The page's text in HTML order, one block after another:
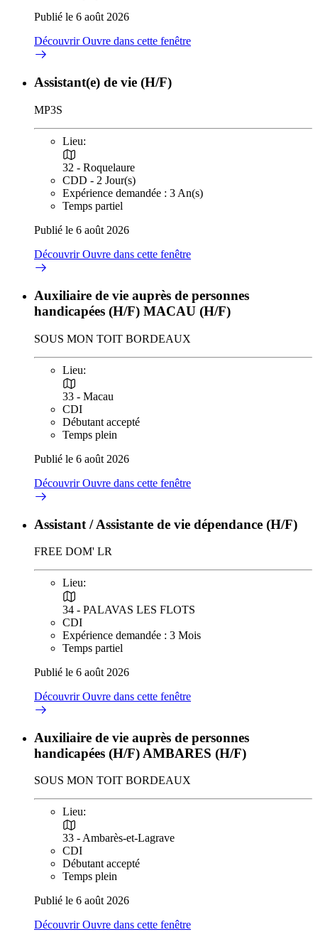
Publié le 6 août 2026
DécouvrirOuvre dans cette fenêtre
Assistant(e) de vie (H/F)
MP3S
Lieu:
32 - Roquelaure
CDD - 2 Jour(s)
Expérience demandée : 3 An(s)
Temps partiel
Publié le 6 août 2026
DécouvrirOuvre dans cette fenêtre
Auxiliaire de vie auprès de personnes
handicapées (H/F) MACAU (H/F)
SOUS MON TOIT BORDEAUX
Lieu:
33 - Macau
CDI
Débutant accepté
Temps plein
Publié le 6 août 2026
DécouvrirOuvre dans cette fenêtre
Assistant / Assistante de vie dépendance (H/F)
FREE DOM' LR
Lieu:
34 - PALAVAS LES FLOTS
CDI
Expérience demandée : 3 Mois
Temps partiel
Publié le 6 août 2026
DécouvrirOuvre dans cette fenêtre
Auxiliaire de vie auprès de personnes
handicapées (H/F) AMBARES (H/F)
SOUS MON TOIT BORDEAUX
Lieu:
33 - Ambarès-et-Lagrave
CDI
Débutant accepté
Temps plein
Publié le 6 août 2026
DécouvrirOuvre dans cette fenêtre